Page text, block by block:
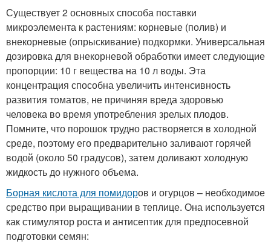
Существует 2 основных способа поставки
микроэлемента к растениям: корневые (полив) и
внекорневые (опрыскивание) подкормки. Универсальная
дозировка для внекорневой обработки имеет следующие
пропорции: 10 г вещества на 10 л воды. Эта
концентрация способна увеличить интенсивность
развития томатов, не причиняя вреда здоровью
человека во время употребления зрелых плодов.
Помните, что порошок трудно растворяется в холодной
среде, поэтому его предварительно заливают горячей
водой (около 50 градусов), затем доливают холодную
жидкость до нужного объема.
Борная кислота для помидоров и огурцов – необходимое
средство при выращивании в теплице. Она используется
как стимулятор роста и антисептик для предпосевной
подготовки семян: